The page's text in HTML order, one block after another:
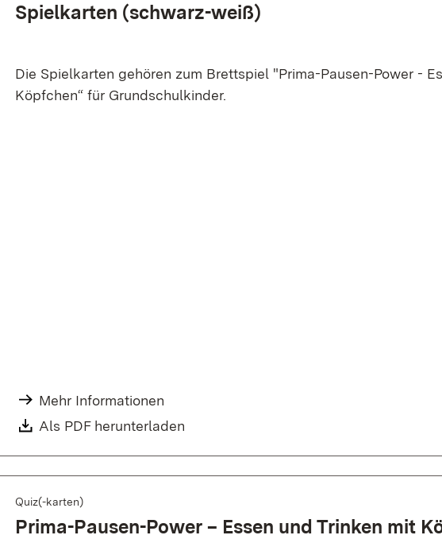
Spielkarten (schwarz-weiß)
Die Spielkarten gehören zum Brettspiel "Prima-Pausen-Power -
Köpfchen“ für Grundschulkinder.
Mehr Informationen
Als PDF herunterladen
Quiz(-karten)
Prima-Pausen-Power – Essen und Trinken mit